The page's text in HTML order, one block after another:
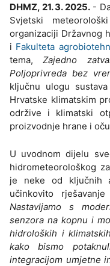
DHMZ, 21. 3. 2025.-
Svjetski
organizaciji Državnog
i Fakulteta
tema,Zajedno
Poljoprivreda bez
ključnu ulogu
Hrvatske klimatskim
održive i klimatski
proizvodnje hrane i
U uvodnom dijelu
hidrometeorološkog
je neke od ključnih
učinkovito
Nastavljamo s
senzora na kopnu i
hidroloških i
kako bismo
integracijom umjetne